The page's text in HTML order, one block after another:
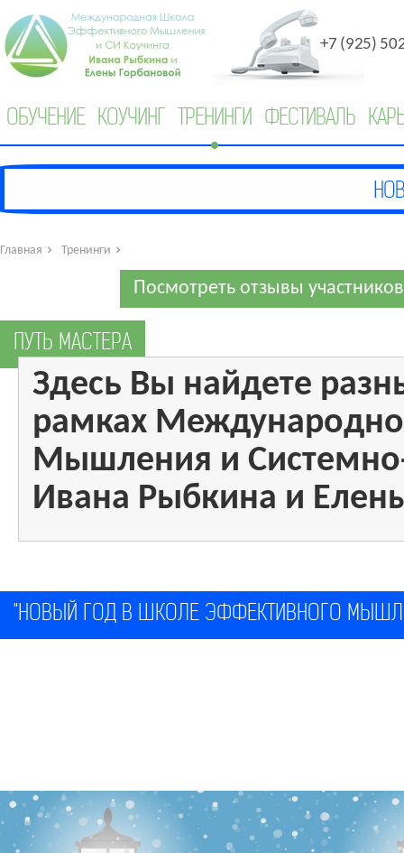
+7 (925)
ОБУЧЕНИЕ КОУЧИНГ ТРЕНИНГИ ФЕСТИВАЛЬ
Главная Тренинги
Посмотреть отзывы участников
ПУТЬ МАСТЕРА
Здесь Вы найдете
рамках
Мышления и Системно-
Ивана Рыбкина и
"НОВЫЙ ГОД В ШКОЛЕ ЭФФЕКТИВНОГО